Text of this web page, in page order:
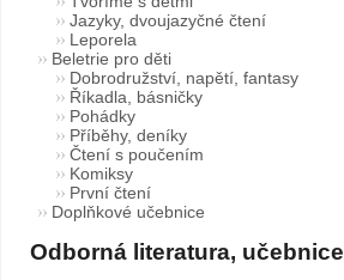
Jazyky, dvoujazyčné čtení
Leporela
Beletrie pro děti
Dobrodružství, napětí, fantasy
Říkadla, básničky
Pohádky
Příběhy, deníky
Čtení s poučením
Komiksy
První čtení
Doplňkové učebnice
Odborná literatura, učebnice